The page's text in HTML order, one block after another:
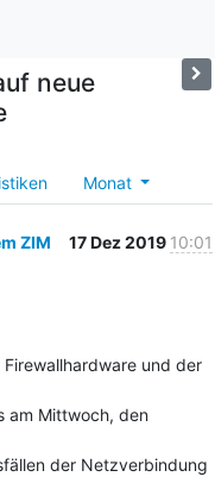
neue
Monat
ZIM 17 Dez 2019 10:01
und der
am Mittwoch, den
der Netzverbindung